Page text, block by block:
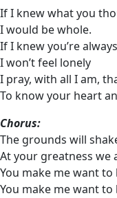
If I knew what you
I would be whole.
If I knew you’re
I won’t feel lonely
I pray, with all I am,
To know your heart
Chorus:
The grounds will
At your greatness we
You make me want to
You make me want to